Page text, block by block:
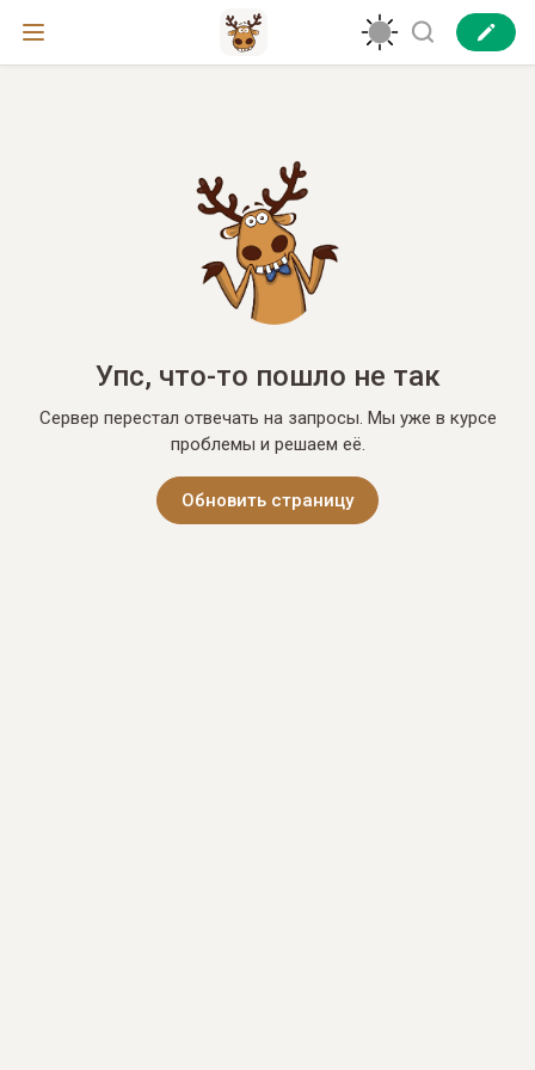
Упс, что-то пошло не так
Сервер перестал отвечать на запросы. Мы уже в курсе
проблемы и решаем её.
Обновить страницу